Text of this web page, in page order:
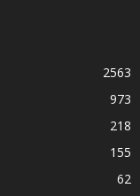
2563
973
218
155
62